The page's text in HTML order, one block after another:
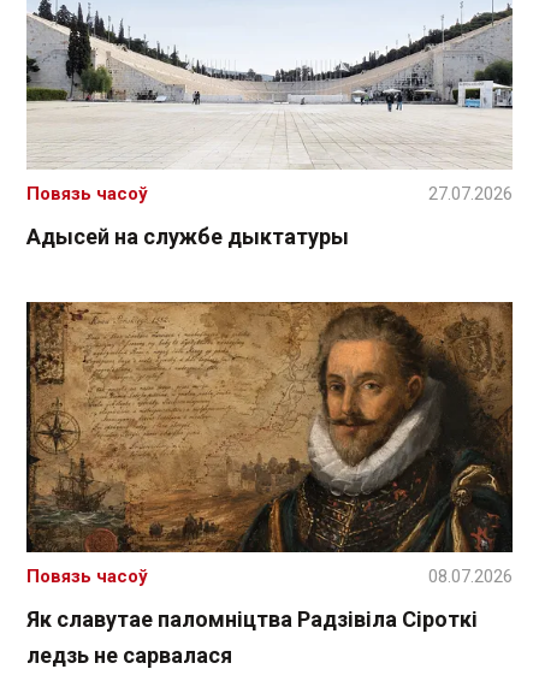
Адысей на службе дыктатуры
Повязь часоў 27.07.2026
Як славутае паломніцтва Радзівіла Сіроткі
ледзь не сарвалася
Повязь часоў 08.07.2026